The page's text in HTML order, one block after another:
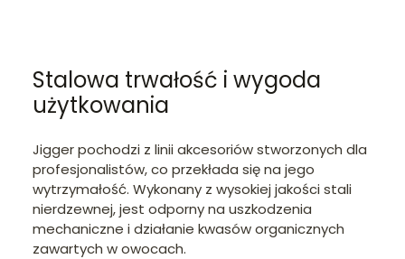
Stalowa trwałość i wygoda
użytkowania
Jigger pochodzi z linii akcesoriów stworzonych dla
profesjonalistów, co przekłada się na jego
wytrzymałość. Wykonany z wysokiej jakości stali
nierdzewnej, jest odporny na uszkodzenia
mechaniczne i działanie kwasów organicznych
zawartych w owocach.